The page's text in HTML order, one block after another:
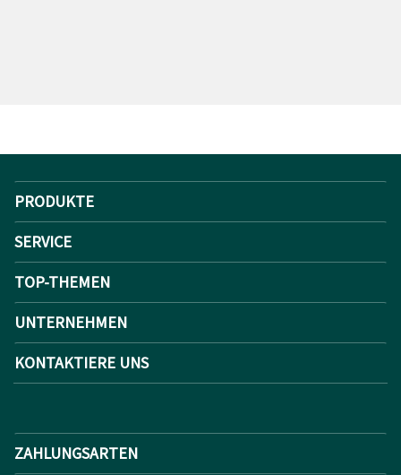
PRODUKTE
SERVICE
TOP-THEMEN
UNTERNEHMEN
KONTAKTIERE UNS
ZAHLUNGSARTEN